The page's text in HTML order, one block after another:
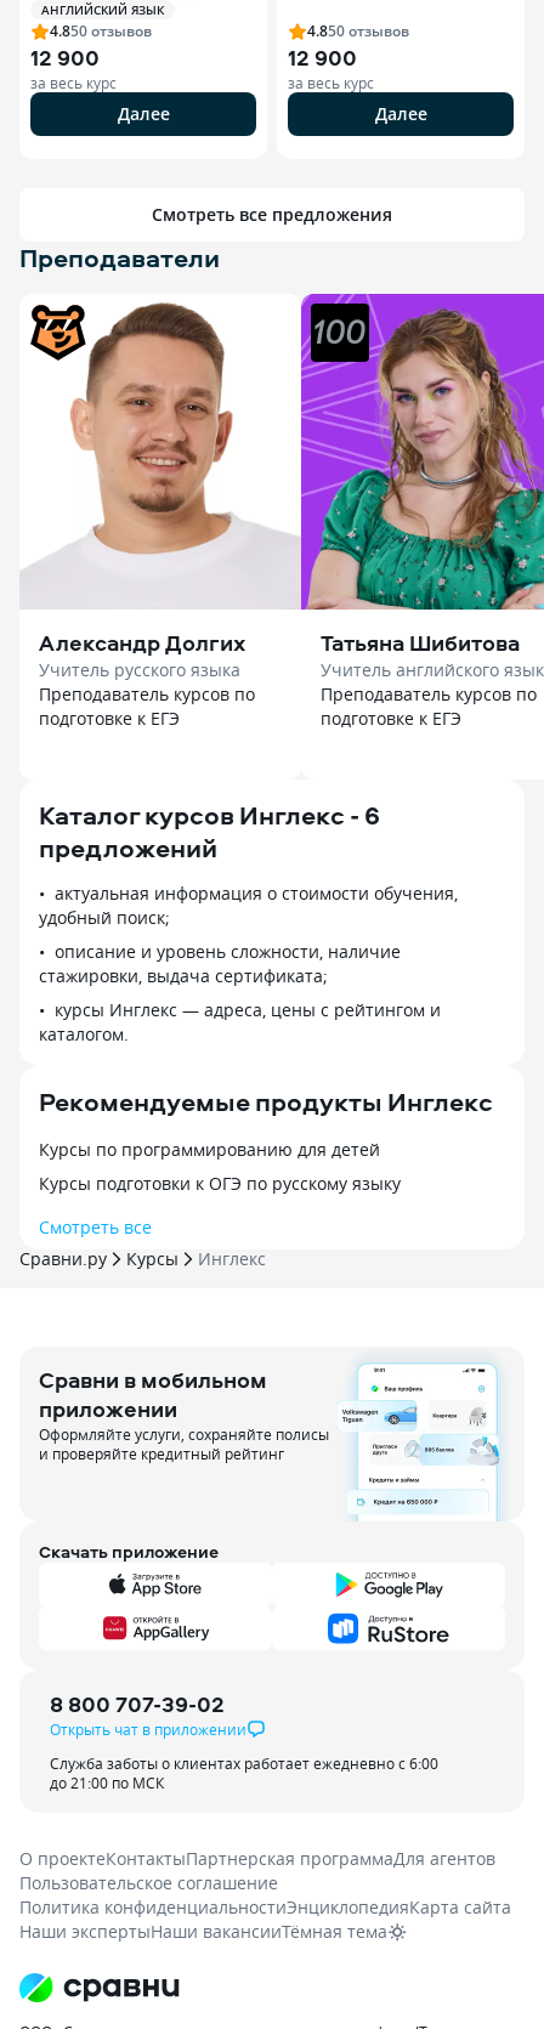
АНГЛИЙСКИЙ ЯЗЫК
4.850отзывов
12 900
за весь курс
Далее
4.850отзывов
12 900
за весь курс
Далее
Смотреть все предложения
Преподаватели
Александр Долгих
Учитель русского языка
Преподаватель курсов по
подготовке к ЕГЭ
Татьяна Шибитова
Учитель английского
Преподаватель курсов по
подготовке к ЕГЭ
Каталог курсов Инглекс - 6
предложений
актуальная информация о стоимости обучения,
удобный поиск;
описание и уровень сложности, наличие
стажировки, выдача сертификата;
курсы Инглекс — адреса, цены с рейтингом и
каталогом.
Рекомендуемые продукты Инглекс
Курсы по программированию для детей
Курсы подготовки к ОГЭ по русскому языку
Смотреть все
Сравни.ру
Курсы Инглекс
Сравни в мобильном
приложении
Оформляйте услуги, сохраняйте полисы
и проверяйте кредитный рейтинг
Скачать приложение
8 800 707-39-02
Открыть чат в приложении
Служба заботы о клиентах работает ежедневно с 6:00
до 21:00 по МСК
О проектеКонтактыПартнерская программаДля агентов
Пользовательское соглашение
Политика конфиденциальностиЭнциклопедияКарта сайта
Наши экспертыНаши вакансииТёмная тема